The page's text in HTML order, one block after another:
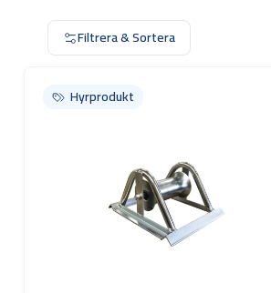
Filtrera & Sortera
Hyrprodukt
Hyrprodukt